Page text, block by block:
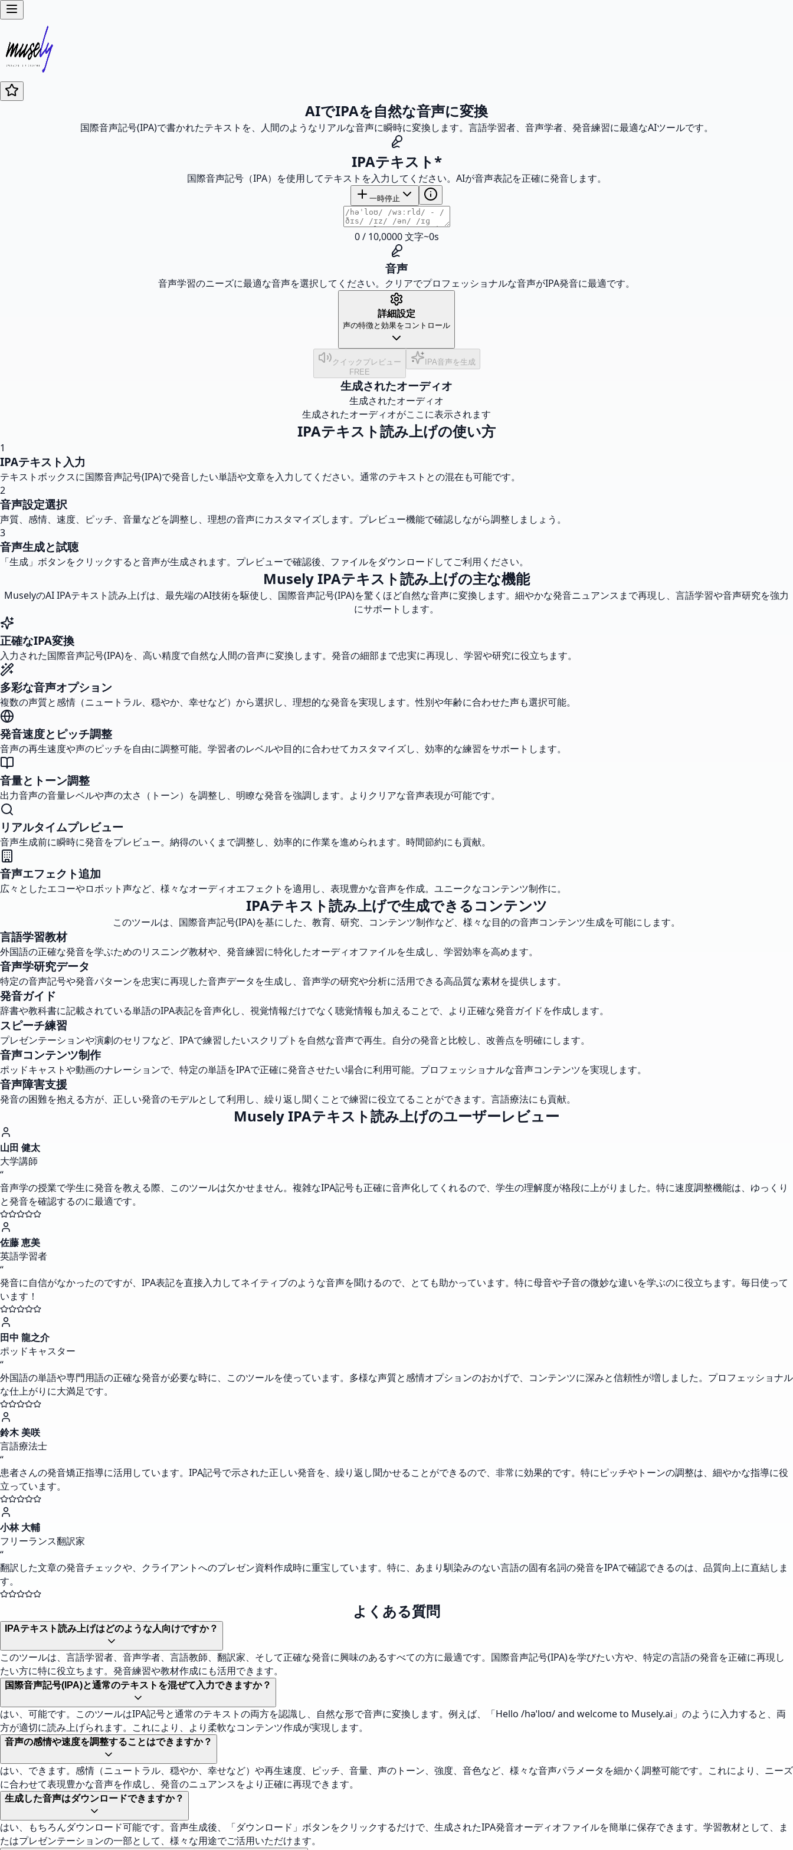
AIでIPAを自然な音声に変換
国際音声記号(IPA)で書かれたテキストを、人間のようなリアルな音声に瞬時に変換します。言語学習者、音声学者、発音練習に最適なAIツールです。
IPAテキスト*
国際音声記号（IPA）を使用してテキストを入力してください。AIが音声表記を正確に発音します。
一時停止
0 / 10,0000 文字~0s
音声
音声学習のニーズに最適な音声を選択してください。クリアでプロフェッショナルな音声がIPA発音に最適です。
詳細設定
声の特徴と効果をコントロール
クイックプレビュー
FREE
IPA音声を生成
生成されたオーディオ
生成されたオーディオ
生成されたオーディオがここに表示されます
IPAテキスト読み上げの使い方
1
IPAテキスト入力
テキストボックスに国際音声記号(IPA)で発音したい単語や文章を入力してください。通常のテキストとの混在も可能です。
2
音声設定選択
声質、感情、速度、ピッチ、音量などを調整し、理想の音声にカスタマイズします。プレビュー機能で確認しながら調整しましょう。
3
音声生成と試聴
「生成」ボタンをクリックすると音声が生成されます。プレビューで確認後、ファイルをダウンロードしてご利用ください。
Musely IPAテキスト読み上げの主な機能
MuselyのAI IPAテキスト読み上げは、最先端のAI技術を駆使し、国際音声記号(IPA)を驚くほど自然な音声に変換します。細やかな発音ニュアンスまで再現し、言語学習や音声研究を強力
にサポートします。
正確なIPA変換
入力された国際音声記号(IPA)を、高い精度で自然な人間の音声に変換します。発音の細部まで忠実に再現し、学習や研究に役立ちます。
多彩な音声オプション
複数の声質と感情（ニュートラル、穏やか、幸せなど）から選択し、理想的な発音を実現します。性別や年齢に合わせた声も選択可能。
発音速度とピッチ調整
音声の再生速度や声のピッチを自由に調整可能。学習者のレベルや目的に合わせてカスタマイズし、効率的な練習をサポートします。
音量とトーン調整
出力音声の音量レベルや声の太さ（トーン）を調整し、明瞭な発音を強調します。よりクリアな音声表現が可能です。
リアルタイムプレビュー
音声生成前に瞬時に発音をプレビュー。納得のいくまで調整し、効率的に作業を進められます。時間節約にも貢献。
音声エフェクト追加
広々としたエコーやロボット声など、様々なオーディオエフェクトを適用し、表現豊かな音声を作成。ユニークなコンテンツ制作に。
IPAテキスト読み上げで生成できるコンテンツ
このツールは、国際音声記号(IPA)を基にした、教育、研究、コンテンツ制作など、様々な目的の音声コンテンツ生成を可能にします。
言語学習教材
外国語の正確な発音を学ぶためのリスニング教材や、発音練習に特化したオーディオファイルを生成し、学習効率を高めます。
音声学研究データ
特定の音声記号や発音パターンを忠実に再現した音声データを生成し、音声学の研究や分析に活用できる高品質な素材を提供します。
発音ガイド
辞書や教科書に記載されている単語のIPA表記を音声化し、視覚情報だけでなく聴覚情報も加えることで、より正確な発音ガイドを作成します。
スピーチ練習
プレゼンテーションや演劇のセリフなど、IPAで練習したいスクリプトを自然な音声で再生。自分の発音と比較し、改善点を明確にします。
音声コンテンツ制作
ポッドキャストや動画のナレーションで、特定の単語をIPAで正確に発音させたい場合に利用可能。プロフェッショナルな音声コンテンツを実現します。
音声障害支援
発音の困難を抱える方が、正しい発音のモデルとして利用し、繰り返し聞くことで練習に役立てることができます。言語療法にも貢献。
Musely IPAテキスト読み上げのユーザーレビュー
山田 健太
大学講師
“
音声学の授業で学生に発音を教える際、このツールは欠かせません。複雑なIPA記号も正確に音声化してくれるので、学生の理解度が格段に上がりました。特に速度調整機能は、ゆっくり
と発音を確認するのに最適です。
佐藤 恵美
英語学習者
“
発音に自信がなかったのですが、IPA表記を直接入力してネイティブのような音声を聞けるので、とても助かっています。特に母音や子音の微妙な違いを学ぶのに役立ちます。毎日使って
います！
田中 龍之介
ポッドキャスター
“
外国語の単語や専門用語の正確な発音が必要な時に、このツールを使っています。多様な声質と感情オプションのおかげで、コンテンツに深みと信頼性が増しました。プロフェッショナル
な仕上がりに大満足です。
鈴木 美咲
言語療法士
“
患者さんの発音矯正指導に活用しています。IPA記号で示された正しい発音を、繰り返し聞かせることができるので、非常に効果的です。特にピッチやトーンの調整は、細やかな指導に役
立っています。
小林 大輔
フリーランス翻訳家
“
翻訳した文章の発音チェックや、クライアントへのプレゼン資料作成時に重宝しています。特に、あまり馴染みのない言語の固有名詞の発音をIPAで確認できるのは、品質向上に直結しま
す。
よくある質問
IPAテキスト読み上げはどのような人向けですか？
このツールは、言語学習者、音声学者、言語教師、翻訳家、そして正確な発音に興味のあるすべての方に最適です。国際音声記号(IPA)を学びたい方や、特定の言語の発音を正確に再現し
たい方に特に役立ちます。発音練習や教材作成にも活用できます。
国際音声記号(IPA)と通常のテキストを混ぜて入力できますか？
はい、可能です。このツールはIPA記号と通常のテキストの両方を認識し、自然な形で音声に変換します。例えば、「Hello /həˈloʊ/ and welcome to Musely.ai」のように入力すると、両
方が適切に読み上げられます。これにより、より柔軟なコンテンツ作成が実現します。
音声の感情や速度を調整することはできますか？
はい、できます。感情（ニュートラル、穏やか、幸せなど）や再生速度、ピッチ、音量、声のトーン、強度、音色など、様々な音声パラメータを細かく調整可能です。これにより、ニーズ
に合わせて表現豊かな音声を作成し、発音のニュアンスをより正確に再現できます。
生成した音声はダウンロードできますか？
はい、もちろんダウンロード可能です。音声生成後、「ダウンロード」ボタンをクリックするだけで、生成されたIPA発音オーディオファイルを簡単に保存できます。学習教材として、ま
たはプレゼンテーションの一部として、様々な用途でご活用いただけます。